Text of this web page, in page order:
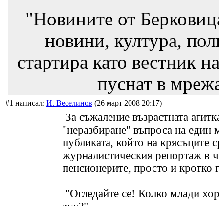
"Новините от
новини, култура,
стартира като вестник
пуснат в
#1 написал: И. Веселинов (26 март 2008 20:17)
За съжаление възрастната
"неразбиране" въпроса на един
публиката, който на крясъците
журналистическия репортаж в
пенсионерите, просто и кротко
"Огледайте се! Колко млади